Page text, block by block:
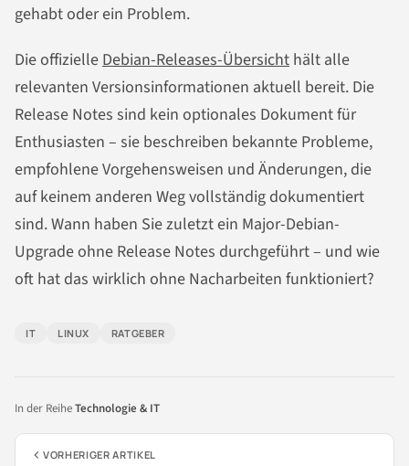
gehabt oder ein Problem.
Die offizielle Debian-Releases-Übersicht hält alle
relevanten Versionsinformationen aktuell bereit. Die
Release Notes sind kein optionales Dokument für
Enthusiasten – sie beschreiben bekannte Probleme,
empfohlene Vorgehensweisen und Änderungen, die
auf keinem anderen Weg vollständig dokumentiert
sind. Wann haben Sie zuletzt ein Major-Debian-
Upgrade ohne Release Notes durchgeführt – und wie
oft hat das wirklich ohne Nacharbeiten funktioniert?
IT LINUX RATGEBER
In der ReiheTechnologie & IT
VORHERIGER ARTIKEL